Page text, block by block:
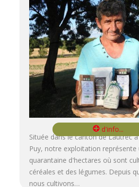
Située dans le canton de Lautrec à
Puy, notre exploitation représente
quarantaine d'hectares où sont
céréales et des légumes. Depuis
nous cultivons…